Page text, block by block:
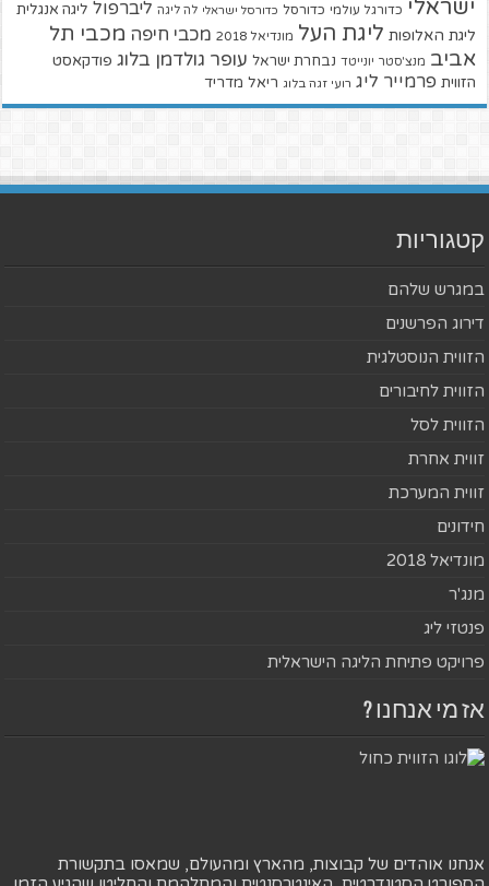
ישראלי כדורגל עולמי כדורסל כדורסל ישראלי לה ליגה ליברפול ליגה אנגלית
ליגת האלופות ליגת העל מונדיאל 2018 מכבי חיפה מכבי תל
אביב מנצ'סטר יונייטד נבחרת ישראל עופר גולדמן בלוג פודקאסט
הזווית פרמייר ליג רועי זגה בלוג ריאל מדריד
קטגוריות
במגרש שלהם
דירוג הפרשנים
הזווית הנוסטלגית
הזווית לחיבורים
הזווית לסל
זווית אחרת
זווית המערכת
חידונים
מונדיאל 2018
מנג'ר
פנטזי ליג
פרויקט פתיחת הליגה הישראלית
אז מי אנחנו ?
אנחנו אוהדים של קבוצות, מהארץ ומהעולם, שמאסו בתקשורת